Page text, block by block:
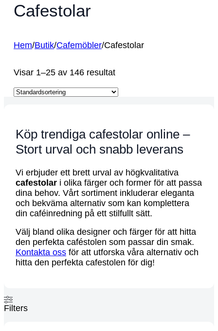
Cafestolar
Hem/Butik/Cafemöbler/Cafestolar
Visar 1–25 av 146 resultat
Köp trendiga cafestolar online –
Stort urval och snabb leverans
Vi erbjuder ett brett urval av högkvalitativa
cafestolar i olika färger och former för att passa
dina behov. Vårt sortiment inkluderar eleganta
och bekväma alternativ som kan komplettera
din caféinredning på ett stilfullt sätt.
Välj bland olika designer och färger för att hitta
den perfekta caféstolen som passar din smak.
Kontakta oss för att utforska våra alternativ och
hitta den perfekta cafestolen för dig!
Filters